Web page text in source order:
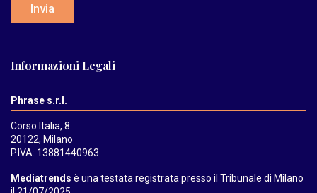
Invia
Informazioni Legali
Phrase s.r.l.
Corso Italia, 8
20122, Milano
P.IVA: 13881440963
Mediatrends è una testata registrata presso il Tribunale di Milano